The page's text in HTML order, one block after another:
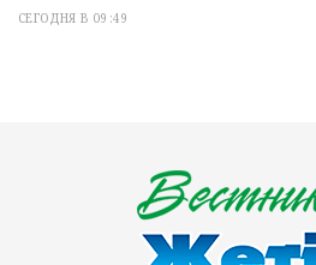
СЕГОДНЯ В 09:49